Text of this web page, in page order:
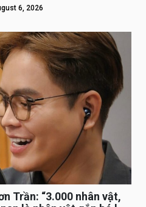
6, 2026
Trần: “3.000 nhân vật,